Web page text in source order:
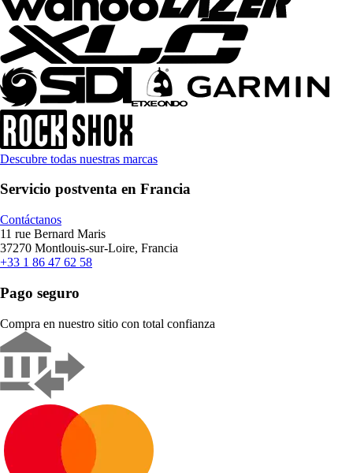
Descubre todas nuestras marcas
Servicio postventa en Francia
Contáctanos
11 rue Bernard Maris
37270 Montlouis-sur-Loire, Francia
+33 1 86 47 62 58
Pago seguro
Compra en nuestro sitio con total confianza